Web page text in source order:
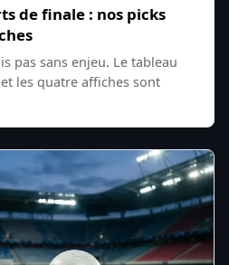
de finale : nos picks
pas sans enjeu. Le tableau
les quatre affiches sont